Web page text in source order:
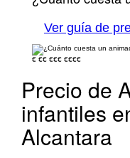
Ver guía de
€ €€ €€€ €€€€
Precio de
infantiles
Alcantara